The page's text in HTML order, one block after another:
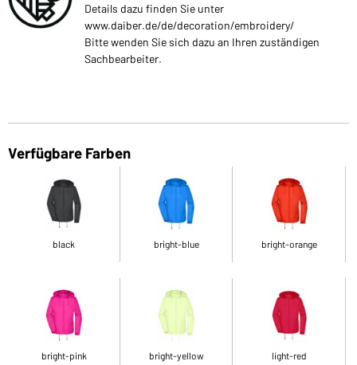
Details dazu finden Sie unter
www.daiber.de/de/decoration/embroidery/
Bitte wenden Sie sich dazu an Ihren zuständigen
Sachbearbeiter.
Verfügbare Farben
black bright-blue bright-orange
bright-pink bright-yellow light-red